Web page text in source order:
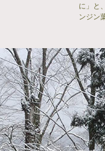
に」と
ンジン